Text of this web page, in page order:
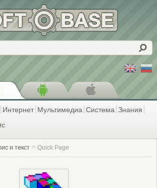
Интернет Мультимедиа Система Знания
и текст Quick Page